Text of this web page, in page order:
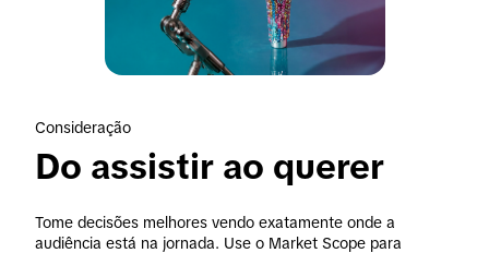
Consideração
Do assistir ao querer
Tome decisões melhores vendo exatamente onde a
audiência está na jornada. Use o Market Scope para